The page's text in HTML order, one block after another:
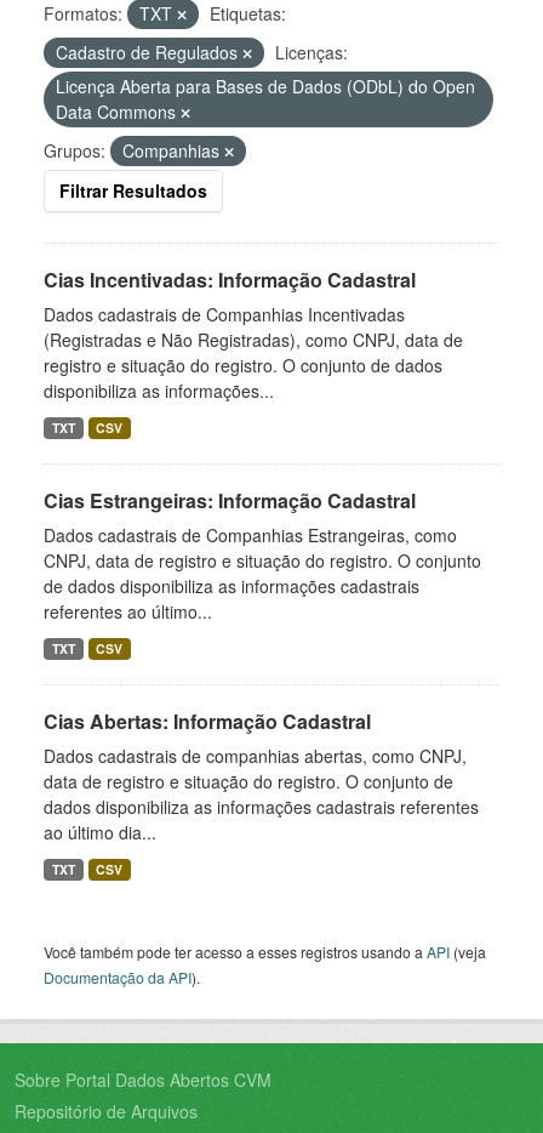
Formatos: TXT
Etiquetas:
Cadastro de Regulados
Licenças:
Licença Aberta para Bases de Dados (ODbL) do Open
Data Commons
Grupos:
Companhias
Filtrar Resultados
Cias Incentivadas: Informação Cadastral
Dados cadastrais de Companhias Incentivadas
(Registradas e Não Registradas), como CNPJ, data de
registro e situação do registro. O conjunto de dados
disponibiliza as informações...
TXT CSV
Cias Estrangeiras: Informação Cadastral
Dados cadastrais de Companhias Estrangeiras, como
CNPJ, data de registro e situação do registro. O conjunto
de dados disponibiliza as informações cadastrais
referentes ao último...
TXT CSV
Cias Abertas: Informação Cadastral
Dados cadastrais de companhias abertas, como CNPJ,
data de registro e situação do registro. O conjunto de
dados disponibiliza as informações cadastrais referentes
ao último dia...
TXT CSV
Você também pode ter acesso a esses registros usando a API (veja
Documentação da API).
Sobre Portal Dados Abertos CVM
Repositório de Arquivos